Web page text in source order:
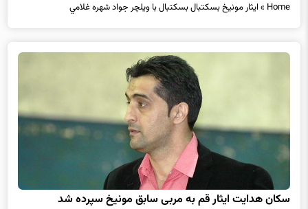
Home
» ايثار مونيخ بسكتبال بسكتبال با ويلچر جواد شهره غلامي
سکان هدایت ایثار قم به مربی سابق مونیخ سپرده شد